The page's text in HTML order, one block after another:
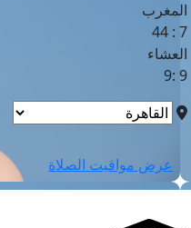
المغرب
7 : 44
العشاء
9 :9
عرض مواقيت الصلاة